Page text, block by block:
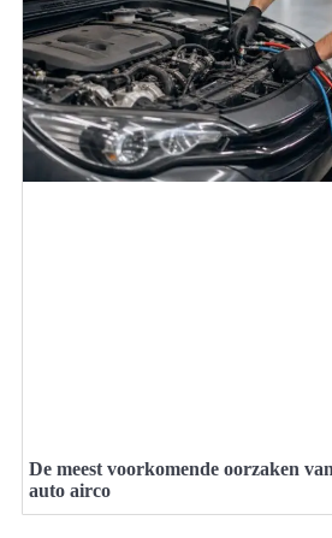
De meest voorkomende oorzaken
auto airco